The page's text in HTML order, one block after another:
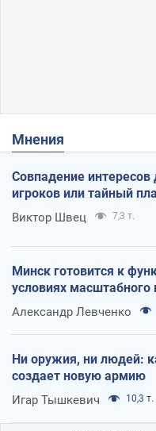
Мнения
Совпадение
игроков или тайный
Виктор Швец 7,3 т.
Минск готовится к
условиях масштабного
Александр Левченко
Ни оружия, ни людей:
создает новую армию
Игар Тышкевич 10,3 т.